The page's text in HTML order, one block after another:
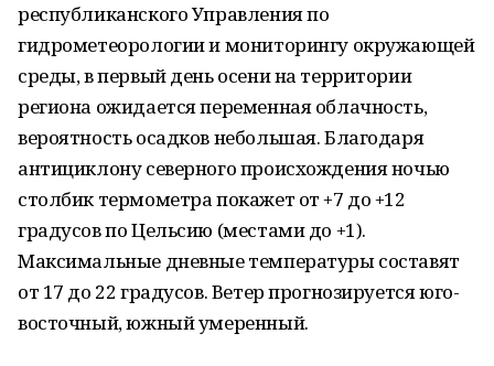
республиканского Управления по
гидрометеорологии и мониторингу окружающей
среды, в первый день осени на территории
региона ожидается переменная облачность,
вероятность осадков небольшая. Благодаря
антициклону северного происхождения ночью
столбик термометра покажет от +7 до +12
градусов по Цельсию (местами до +1).
Максимальные дневные температуры составят
от 17 до 22 градусов. Ветер прогнозируется юго-
восточный, южный умеренный.